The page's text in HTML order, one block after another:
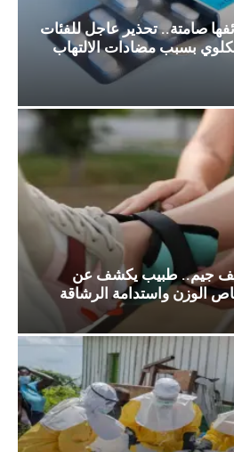
وظائفها صامتة.. تحذير عاجل للفئات
بسبب مضادات الالتهاب
جيم.. طبيب يكشف عن
الوزن واستدامة الرشاقة